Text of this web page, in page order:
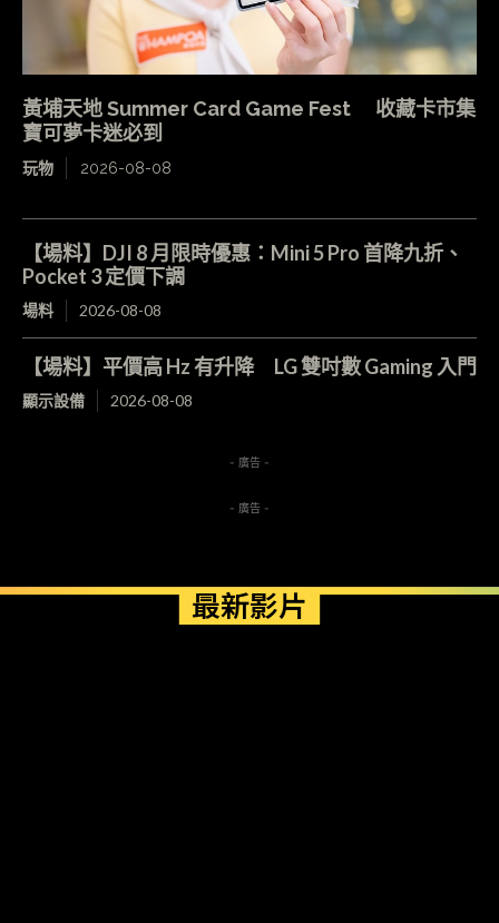
黃埔天地 Summer Card Game Fest 收藏卡市集
寶可夢卡迷必到
玩物 2026-08-08
【場料】DJI 8 月限時優惠：Mini 5 Pro 首降九折、
Pocket 3 定價下調
場料 2026-08-08
【場料】平價高 Hz 有升降 LG 雙吋數 Gaming 入門
顯示設備 2026-08-08
- 廣告 -
- 廣告 -
最新影片